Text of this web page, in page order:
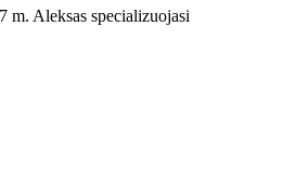
m. Aleksas specializuojasi